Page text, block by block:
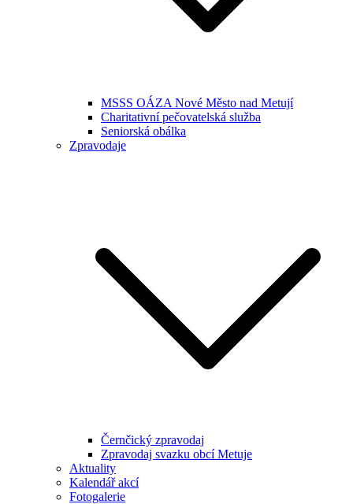
MSSS OÁZA Nové Město nad Metují
Charitativní pečovatelská služba
Seniorská obálka
Zpravodaje
Černčický zpravodaj
Zpravodaj svazku obcí Metuje
Aktuality
Kalendář akcí
Fotogalerie